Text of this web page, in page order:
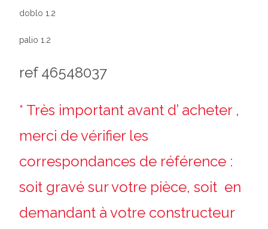
doblo 1.2
palio 1.2
ref 46548037
* Très important avant d’ acheter ,
merci de vérifier les
correspondances de référence :
soit gravé sur votre pièce, soit en
demandant à votre constructeur